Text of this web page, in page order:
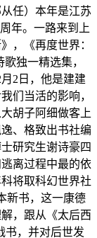
任）本年是江苏
年。一路来到上
，《再度世界：
独一精选集，
2日，他是建建
们当活的影响，
胡子阿细做客上
、格致出书社编
研究生谢诗豪四
离过程中最的依
将取科幻世界社
新书，这一康德
，跟从《太后西
书，并对后世发